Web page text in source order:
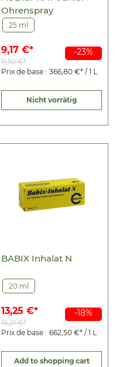
-23%
Ohrenspray
25 ml
9,17 €*
11,92 €*
Prix de base : 366,80 €* / 1 L
Nicht vorrätig
-18%
BABIX Inhalat N
20 ml
13,25 €*
16,21 €*
Prix de base : 662,50 €* / 1 L
Add to shopping cart